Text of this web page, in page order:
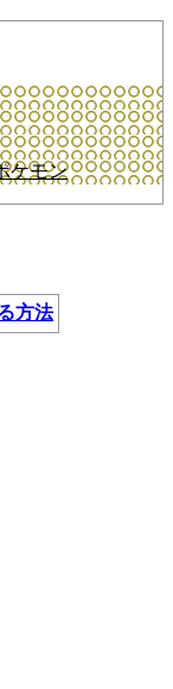
ケモン
方法